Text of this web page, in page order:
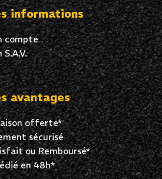
informations
compte
S.A.V.
avantages
offerte*
sécurisé
ou Remboursé*
en 48h*